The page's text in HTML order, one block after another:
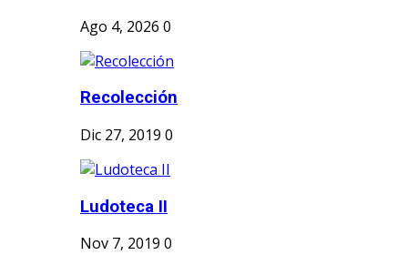
Ago 4, 2026 0
Recolección
Dic 27, 2019 0
Ludoteca II
Nov 7, 2019 0